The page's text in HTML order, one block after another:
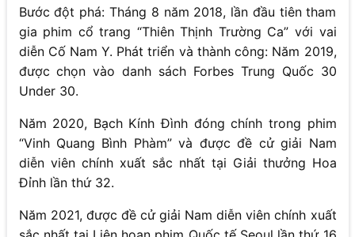
Bước đột phá: Tháng 8 năm 2018, lần đầu tiên tham
gia phim cổ trang “Thiên Thịnh Trường Ca” với vai
diễn Cố Nam Y. Phát triển và thành công: Năm 2019,
được chọn vào danh sách Forbes Trung Quốc 30
Under 30.
Năm 2020, Bạch Kính Đình đóng chính trong phim
“Vinh Quang Bình Phàm” và được đề cử giải Nam
diễn viên chính xuất sắc nhất tại Giải thưởng Hoa
Đỉnh lần thứ 32.
Năm 2021, được đề cử giải Nam diễn viên chính xuất